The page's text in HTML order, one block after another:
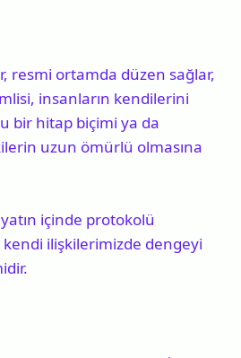
resmi ortamda düzen sağlar,
insanların kendilerini
bir hitap biçimi ya da
uzun ömürlü olmasına
içinde protokolü
ilişkilerimizde dengeyi